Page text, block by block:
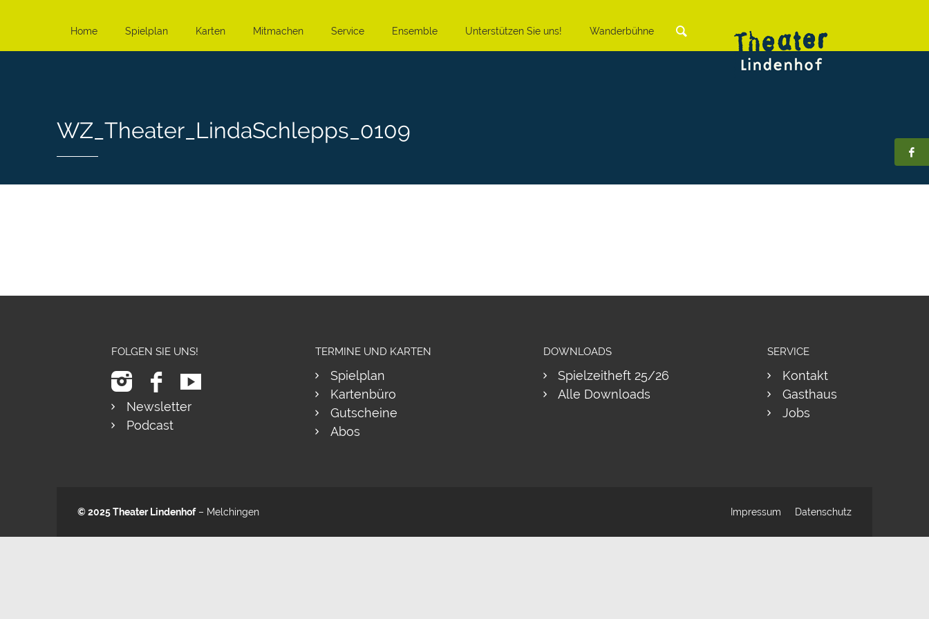
Home Spielplan Karten Mitmachen Service Ensemble Unterstützen Sie uns! Wanderbühne
WZ_Theater_LindaSchlepps_0109
FOLGEN SIE UNS!
Newsletter
Podcast
TERMINE UND KARTEN
Spielplan
Kartenbüro
Gutscheine
Abos
DOWNLOADS
Spielzeitheft 25/26
Alle Downloads
SERVICE
Kontakt
Gasthaus
Jobs
© 2025Theater Lindenhof– Melchingen Impressum Datenschutz